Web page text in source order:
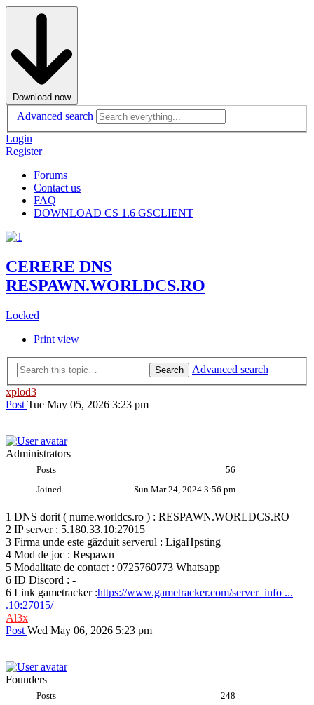
Download now
Advanced search
Login
Register
Forums
Contact us
FAQ
DOWNLOAD CS 1.6 GSCLIENT
CERERE DNS
RESPAWN.WORLDCS.RO
Locked
Print view
Search
Advanced search
xplod3
Post Tue May 05, 2026 3:23 pm
Administrators
Posts
56
Joined
Sun Mar 24, 2024 3:56 pm
1 DNS dorit ( nume.worldcs.ro ) : RESPAWN.WORLDCS.RO
2 IP server : 5.180.33.10:27015
3 Firma unde este găzduit serverul : LigaHpsting
4 Mod de joc : Respawn
5 Modalitate de contact : 0725760773 Whatsapp
6 ID Discord : -
6 Link gametracker :https://www.gametracker.com/server_info ...
.10:27015/
Al3x
Post Wed May 06, 2026 5:23 pm
Founders
Posts
248